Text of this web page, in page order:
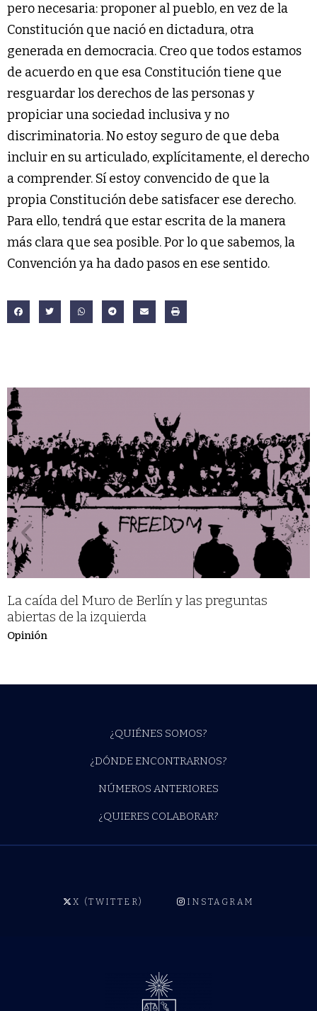
pero necesaria: proponer al pueblo, en vez de la
Constitución que nació en dictadura, otra
generada en democracia. Creo que todos estamos
de acuerdo en que esa Constitución tiene que
resguardar los derechos de las personas y
propiciar una sociedad inclusiva y no
discriminatoria. No estoy seguro de que deba
incluir en su articulado, explícitamente, el derecho
a comprender. Sí estoy convencido de que la
propia Constitución debe satisfacer ese derecho.
Para ello, tendrá que estar escrita de la manera
más clara que sea posible. Por lo que sabemos, la
Convención ya ha dado pasos en ese sentido.
La caída del Muro de Berlín y las preguntas
abiertas de la izquierda
Opinión
¿QUIÉNES SOMOS?
¿DÓNDE ENCONTRARNOS?
NÚMEROS ANTERIORES
¿QUIERES COLABORAR?
X (TWITTER) INSTAGRAM